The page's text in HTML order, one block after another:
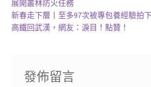
章
導
一
篇
文
展開叢林防火任務
下
一
新春走下層丨至多97次被專包養經驗拍
高鐵回武漢，網友：淚目！點贊！
發佈留言